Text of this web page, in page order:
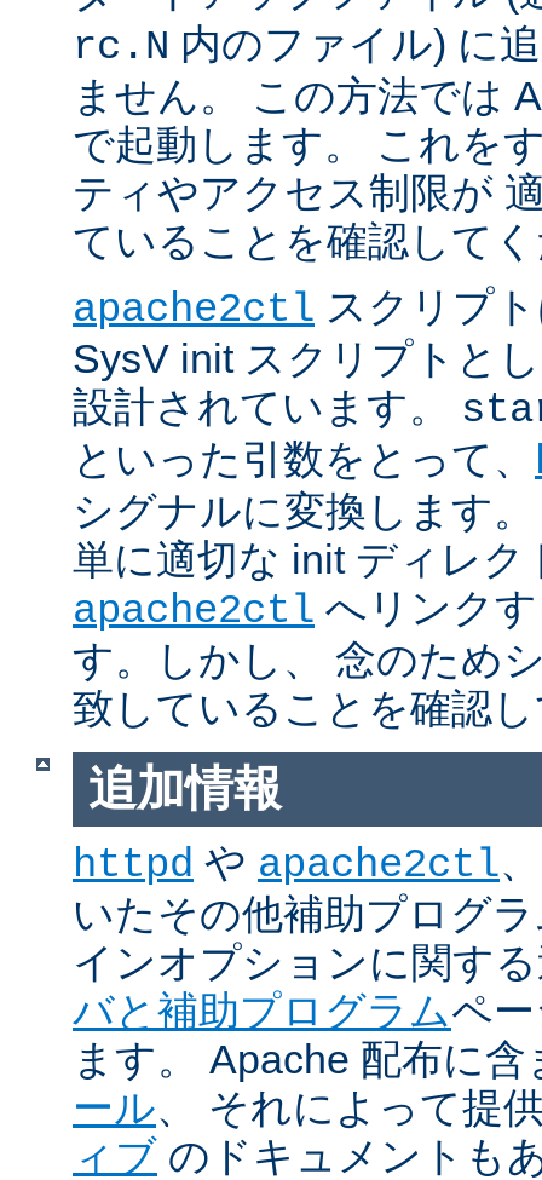
rc.N 内のファイル) に
ません。 この方法では
で起動します。 これを
ティやアクセス制限が
ていることを確認して
apache2ctl スクリプ
SysV init スクリプトと
設計されています。
といった引数をとって、
シグナルに変換します
単に適切な init ディレク
apache2ctl へリンク
す。しかし、 念のため
致していることを確認
追加情報
httpd や apache2ctl
いたその他補助プログ
インオプションに関す
バと補助プログラムペ
ます。 Apache 配布に
ール、 それによって提
ィブ のドキュメントも